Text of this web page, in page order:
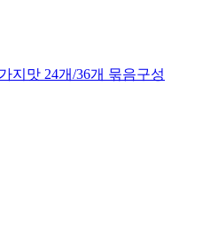
지맛 24개/36개 묶음구성